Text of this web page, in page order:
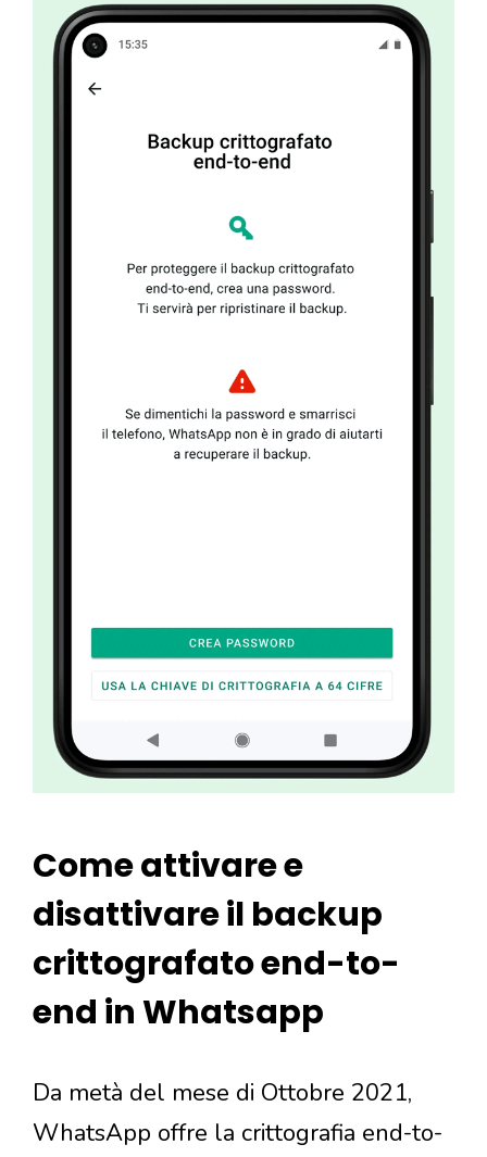
Come attivare e
disattivare il backup
crittografato end-to-
end in Whatsapp
Da metà del mese di Ottobre 2021,
WhatsApp offre la crittografia end-to-